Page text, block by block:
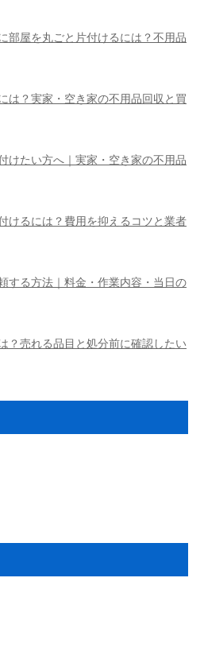
部屋を丸ごと片付けるには？不用品
は？実家・空き家の不用品回収と買
けたい方へ｜実家・空き家の不用品
けるには？費用を抑えるコツと業者
する方法｜料金・作業内容・当日の
？売れる品目と処分前に確認したい